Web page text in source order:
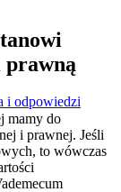
prawną
i odpowiedzi
mamy do
i prawnej. Jeśli
to wówczas